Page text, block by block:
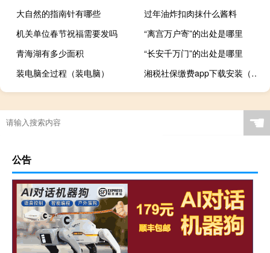
大自然的指南针有哪些
过年油炸扣肉抹什么酱料
机关单位春节祝福需要发吗
“离宫万户寄”的出处是哪里
青海湖有多少面积
“长安千万门”的出处是哪里
装电脑全过程（装电脑）
湘税社保缴费app下载安装（乡4）
☚
公告